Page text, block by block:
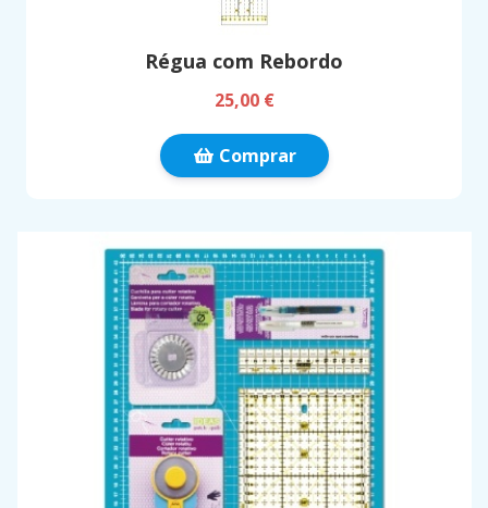
Régua com Rebordo
25,00 €
Comprar